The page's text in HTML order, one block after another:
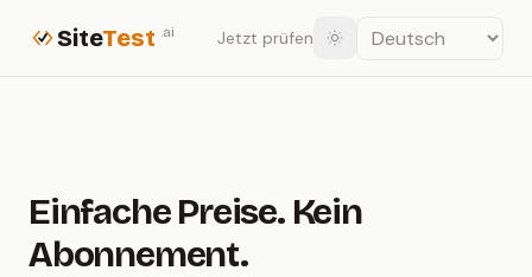
SiteTest .ai Jetzt prüfen
Einfache Preise. Kein
Abonnement.